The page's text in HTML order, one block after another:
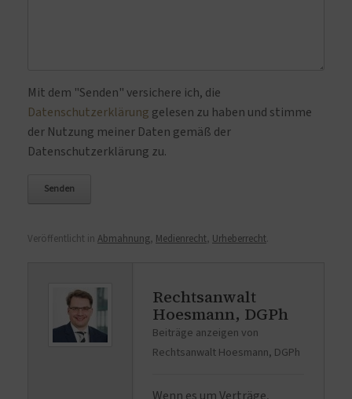
Bitte lasse dieses Feld leer.
Mit dem "Senden" versichere ich, die
Datenschutzerklärung gelesen zu haben und stimme
der Nutzung meiner Daten gemäß der
Datenschutzerklärung zu.
Veröffentlicht in Abmahnung, Medienrecht, Urheberrecht
Rechtsanwalt
Hoesmann, DGPh
Beiträge anzeigen von
Rechtsanwalt Hoesmann, DGPh